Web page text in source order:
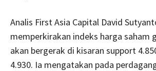
Analis First Asia Capital David
memperkirakan indeks harga saham
akan bergerak di kisaran support
4.930. Ia mengatakan pada